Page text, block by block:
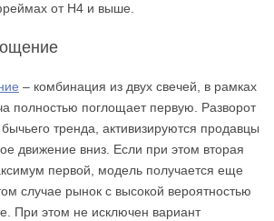
от Н4 и выше.
– комбинация из двух свечей, в рамках
полностью поглощает первую. Разворот
тренда, активизируются продавцы
движение вниз. Если при этом вторая
первой, модель получается еще
случае рынок с высокой вероятностью
При этом не исключен вариант